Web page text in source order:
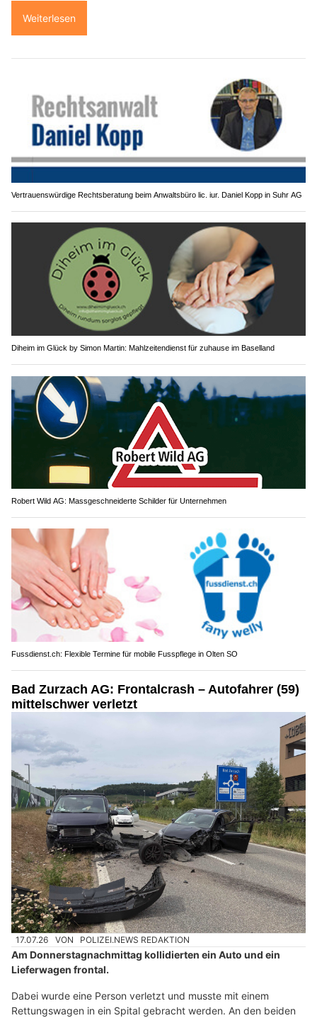
Weiterlesen
Vertrauenswürdige Rechtsberatung beim Anwaltsbüro lic. iur. Daniel Kopp in Suhr AG
Diheim im Glück by Simon Martin: Mahlzeitendienst für zuhause im Baselland
Robert Wild AG: Massgeschneiderte Schilder für Unternehmen
Fussdienst.ch: Flexible Termine für mobile Fusspflege in Olten SO
Bad Zurzach AG: Frontalcrash – Autofahrer (59)
mittelschwer verletzt
17.07.26 VON POLIZEI.NEWS REDAKTION
Am Donnerstagnachmittag kollidierten ein Auto und ein
Lieferwagen frontal.
Dabei wurde eine Person verletzt und musste mit einem
Rettungswagen in ein Spital gebracht werden. An den beiden